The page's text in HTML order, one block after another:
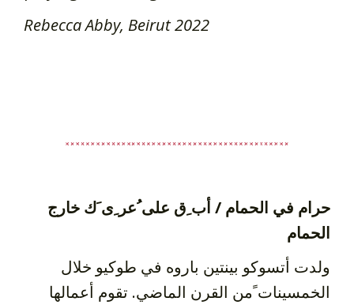
Rebecca Abby, Beirut 2022
حرام في الحمام / أب ِق على ُعر ِی َك خارج
الحمام
ولدت أتسوكو بینتین باروه في طوكیو خلال
الخمسینات ًمن القرن الماضي. تقوم أعمالھا